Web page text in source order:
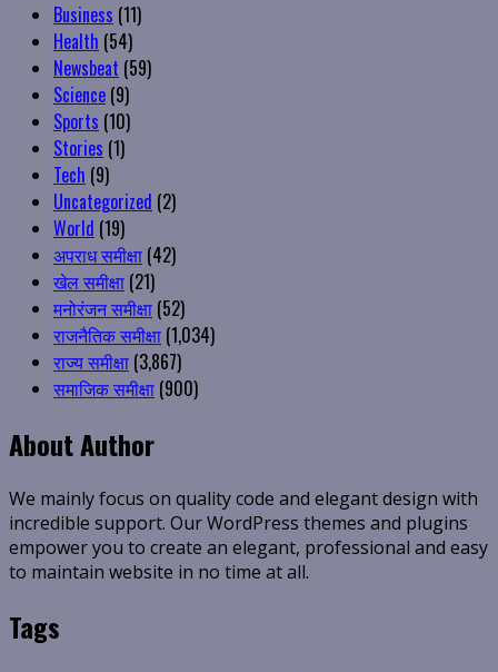
Business (11)
Health (54)
Newsbeat (59)
Science (9)
Sports (10)
Stories (1)
Tech (9)
Uncategorized (2)
World (19)
अपराध समीक्षा (42)
खेल समीक्षा (21)
मनोरंजन समीक्षा (52)
राजनैतिक समीक्षा (1,034)
राज्य समीक्षा (3,867)
समाजिक समीक्षा (900)
About Author
We mainly focus on quality code and elegant design with
incredible support. Our WordPress themes and plugins
empower you to create an elegant, professional and easy
to maintain website in no time at all.
Tags